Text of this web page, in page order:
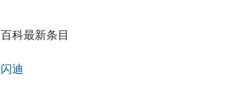
百科最新条目
闪迪